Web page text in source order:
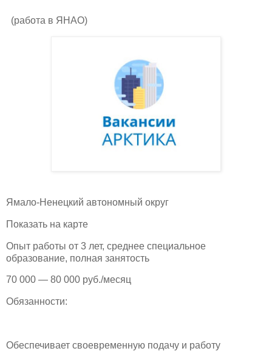
(работа в ЯНАО)
Ямало-Ненецкий автономный округ
Показать на карте
Опыт работы от 3 лет, среднее специальное
образование, полная занятость
70 000 — 80 000 руб./месяц
Обязанности:
Обеспечивает своевременную подачу и работу